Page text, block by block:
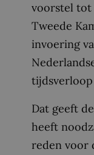
voorstel tot
Tweede
invoering
Dat geeft
heeft
reden voor